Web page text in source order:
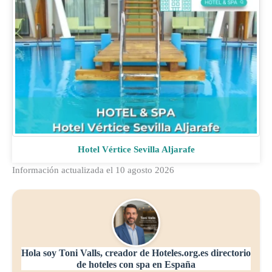
Hotel Vértice Sevilla Aljarafe
Información actualizada el 10 agosto 2026
Hola soy Toni Valls, creador de Hoteles.org.es directorio
de hoteles con spa en España